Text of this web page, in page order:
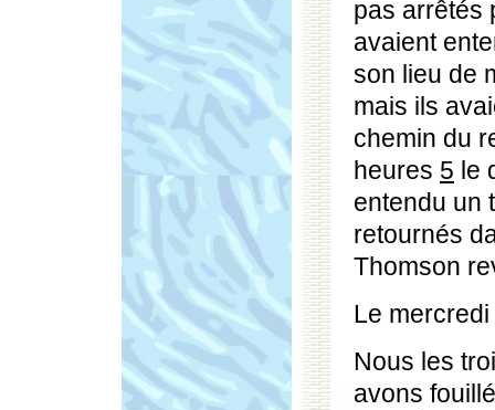
pas arrêtés
avaient
son lieu de
mais ils
chemin du
heures 5 le
entendu un
retournés
Thomson
Le mercredi
Nous les
avons